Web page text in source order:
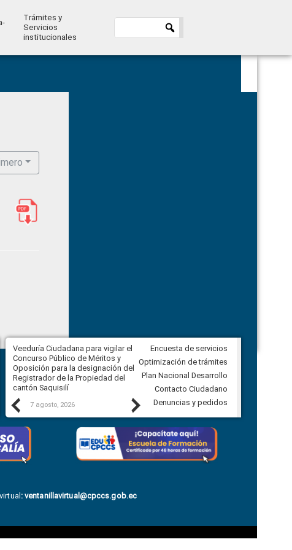
Trámites y
Servicios
institucionales
Previous
Veeduría Ciudadana para vigilar el
Concurso Público de Méritos y
Oposición para la designación del
Registrador de la Propiedad del
cantón Saquisilí
7 agosto, 2026
Veeduría Ciudadana para vigilar la
construcción del asfaltado de
Ballenita del cantón Santa Elena
7 agosto, 2026
Next
Encuesta de servicios
Optimización de trámites
Plan Nacional Desarrollo
Contacto Ciudadano
Denuncias y pedidos
:ventanillavirtual@cpccs.gob.ec